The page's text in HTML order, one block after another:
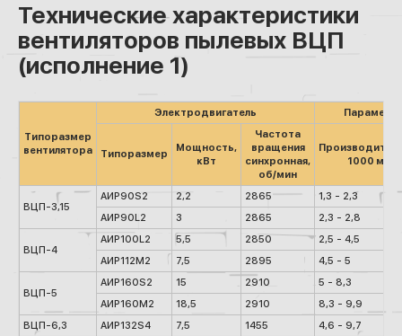
Технические характеристики
вентиляторов пылевых ВЦП
(исполнение 1)
Типоразмер
вентилятора
Электродвигатель
Типоразмер
Мощность,
кВт
Частота
вращения
синхронная,
об/мин
1000 м³/
ВЦП-3,15
АИР90S2 2,2 2865
1,3 - 2,3
АИР90L2
3 2865 2,3 - 2,8
ВЦП-4
АИР100L2 5,5 2850
2,5 - 4,5
АИР112М2
7,5 2895 4,5 - 5
ВЦП-5
АИР160S2 15 2910
5 - 8,3
АИР160М2
18,5 2910
8,3 - 9,9
ВЦП-6,3
АИР132S4 7,5 1455 4,6 - 9,7